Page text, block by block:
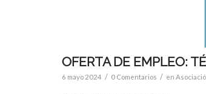
OFERTA DE EMPLEO:
6 mayo 2024 / 0 Comentarios / en